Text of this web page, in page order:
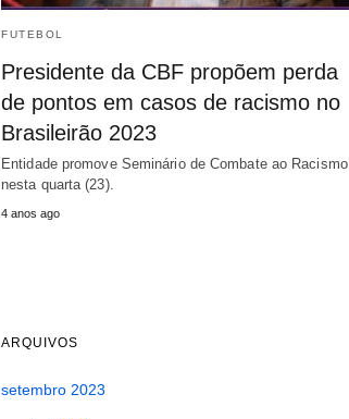
FUTEBOL
Presidente da CBF propõem perda
de pontos em casos de racismo no
Brasileirão 2023
Entidade promove Seminário de Combate ao Racismo
nesta quarta (23).
4 anos ago
ARQUIVOS
setembro 2023